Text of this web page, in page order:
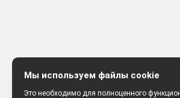
Мы используем файлы cookie
Это необходимо для полноценного